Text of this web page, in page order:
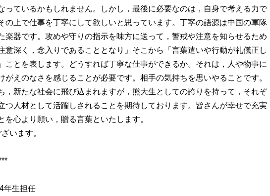
っているかもしれません。しかし，最後に必要なのは，自身で考える力で
の上で仕事を丁寧にして欲しいと思っています。丁寧の語源は中国の軍隊
楽器です。攻めや守りの指示を味方に送って，警戒や注意を知らせるため
意深く，念入りであることとなり」そこから「言葉遣いや行動が礼儀正し
ことを表します。どうすれば丁寧な仕事ができるか。それは，人や物事に
がえのなさを感じることが必要です。相手の気持ちを思いやることです。
，新たな社会に飛び込まれますが，熊大生としての誇りを持って，それぞ
つ人材として活躍しされることを期待しております。皆さんが幸せで充実
を心より願い，贈る言葉といたします。
います。
年生担任